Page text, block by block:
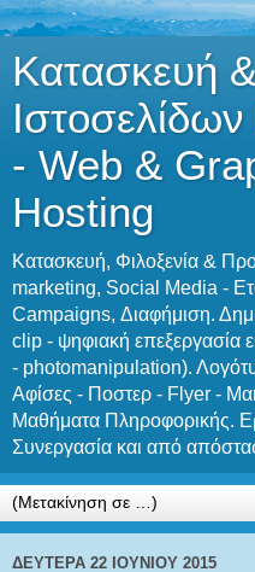
Κατασκευή
- Web &
Hosting
Κατασκευή, Φιλοξενία &
marketing, Social Media -
Campaigns, Διαφήμιση.
clip - ψηφιακή επεξεργασία
- photomanipulation).
Αφίσες - Ποστερ - Flyer -
Μαθήματα Πληροφορικής.
Συνεργασία και από
ΔΕΥΤΈΡΑ 22 ΙΟΥΝΊΟΥ 2015